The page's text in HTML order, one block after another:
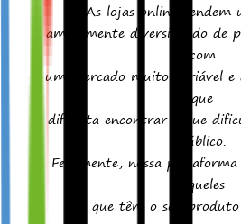
As lojas online
amplamente diversificado de
com
um mercado muito variável
que
dificulta encontrar o que
público.
Felizmente, nossa
aqueles
que têm o seu